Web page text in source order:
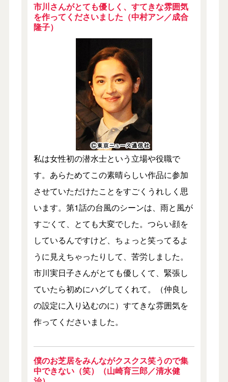
市川さんがとても優しく、すてきな雰囲気
を作ってくださいました（中村アン／成合
隆子）
私は女性初の潜水士という立場や役職で
す。あらためてこの素晴らしい作品に参加
させていただけたことをすごくうれしく思
います。第1話の台風のシーンは、雨と風が
すごくて、とても大変でした。つらい顔を
しているんですけど、ちょっと笑ってるよ
うに見えちゃったりして、苦労しました。
市川実日子さんがとても優しくて、緊張し
ていたら初めにハグしてくれて。（仲良し
の設定に入り込むのに）すてきな雰囲気を
作ってくださいました。
僕のお芝居をみんながクスクス笑うので集
中できない（笑）（山崎育三郎／清水健